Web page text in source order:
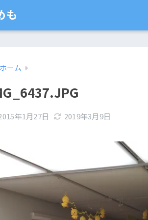
も
ホーム
年1月27日 2019年3月9日